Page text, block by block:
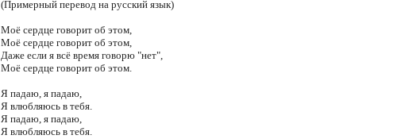
(Примерный перевод на русский язык)
Моё сердце говорит об этом,
Моё сердце говорит об этом,
Даже если я всё время говорю "нет",
Моё сердце говорит об этом.
Я падаю, я падаю,
Я влюбляюсь в тебя.
Я падаю, я падаю,
Я влюбляюсь в тебя.